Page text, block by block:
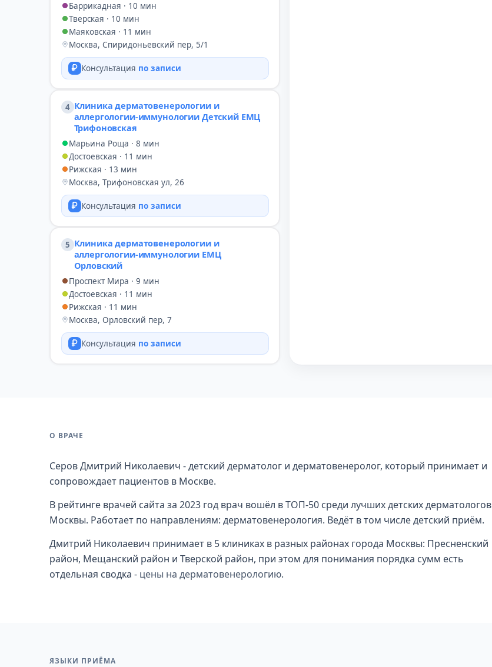
Баррикадная · 10 мин
Тверская · 10 мин
Маяковская · 11 мин
Москва, Спиридоньевский пер, 5/1
Консультация по записи
4 Клиника дерматовенерологии и
аллергологии-иммунологии Детский ЕМЦ
Трифоновская
Марьина Роща · 8 мин
Достоевская · 11 мин
Рижская · 13 мин
Москва, Трифоновская ул, 26
Консультация по записи
5 Клиника дерматовенерологии и
аллергологии-иммунологии ЕМЦ
Орловский
Проспект Мира · 9 мин
Достоевская · 11 мин
Рижская · 11 мин
Москва, Орловский пер, 7
Консультация по записи
О ВРАЧЕ
Серов Дмитрий Николаевич - детский дерматолог и дерматовенеролог, который принимает и
сопровождает пациентов в Москве.
В рейтинге врачей сайта за 2023 год врач вошёл в ТОП-50 среди лучших детских дерматологов
Москвы. Работает по направлениям: дерматовенерология. Ведёт в том числе детский приём.
Дмитрий Николаевич принимает в 5 клиниках в разных районах города Москвы: Пресненский
район, Мещанский район и Тверской район, при этом для понимания порядка сумм есть
отдельная сводка - цены на дерматовенерологию.
ЯЗЫКИ ПРИЁМА